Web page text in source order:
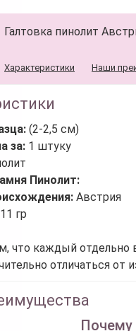
Галтовка пинолит
Характеристики Наши
(2-2,5 см)
за: 1 штуку
Пинолит:
Австрия
11 гр
что каждый отдельно
отличаться от
Почему